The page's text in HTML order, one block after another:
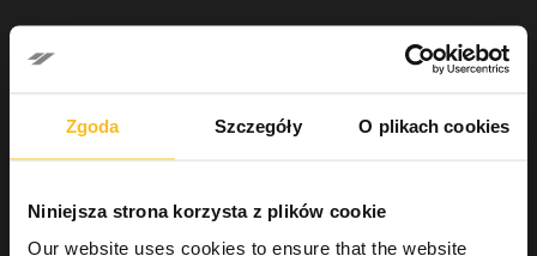
Zgoda Szczegóły O plikach cookies
Niniejsza strona korzysta z plików cookie
Our website uses cookies to ensure that the website
Dental
Dental
Gabinet stomatologiczny
Wycisk roboczy
Masa silikonowa typu A